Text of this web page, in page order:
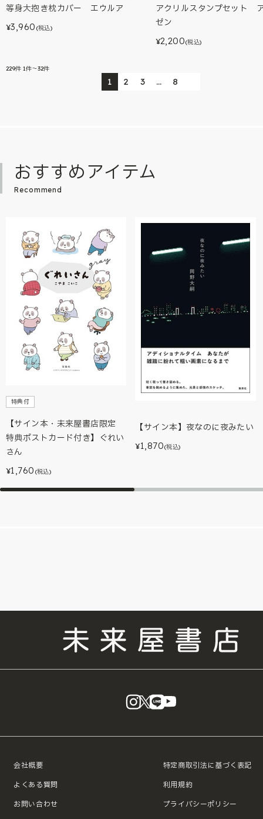
等身大抱き枕カバー エウルア
¥3,960 (税込)
アクリルスタンプセット
ゼン
¥2,200(税込)
229件 1件～32件
1 2 3 … 8
おすすめアイテム
Recommend
特典付
【サイン本・未来屋書店限定
特典ポストカード付き】ぐれい
さん
¥1,760 (税込)
【サイン本】夜なのに夜みたい
¥1,870(税込)
instagram
X LINE
会社概要
よくある質問
お問い合わせ
特定商取引法に基づく表記
利用規約
プライバシーポリシー